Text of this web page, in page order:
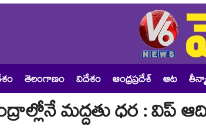
తెలంగాణం విదేశం ఆంధ్రప్రదేశ్ ఆట
మద్దతు ధర : విప్